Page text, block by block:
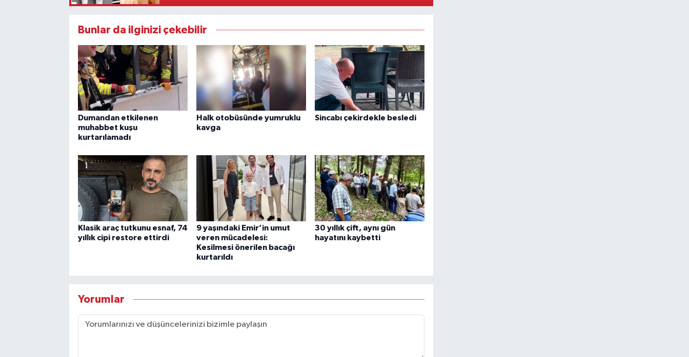
Bunlar da ilginizi çekebilir
Dumandan etkilenen
muhabbet kuşu
kurtarılamadı
Halk otobüsünde yumruklu
kavga
Sincabı çekirdekle besledi
Klasik araç tutkunu esnaf, 74
yıllık cipi restore ettirdi
9 yaşındaki Emir’in umut
veren mücadelesi:
Kesilmesi önerilen bacağı
kurtarıldı
30 yıllık çift, aynı gün
hayatını kaybetti
Yorumlar